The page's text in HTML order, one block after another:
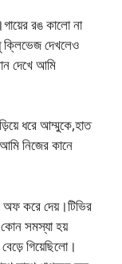
রঙ কালো না
দেখলেও
দেখে আমি
ধরে আম্মুকে,হাত
নিজের কানে
অফ করে দেয়।টিভির
সমস্যা হয়
গিয়েছিলো।